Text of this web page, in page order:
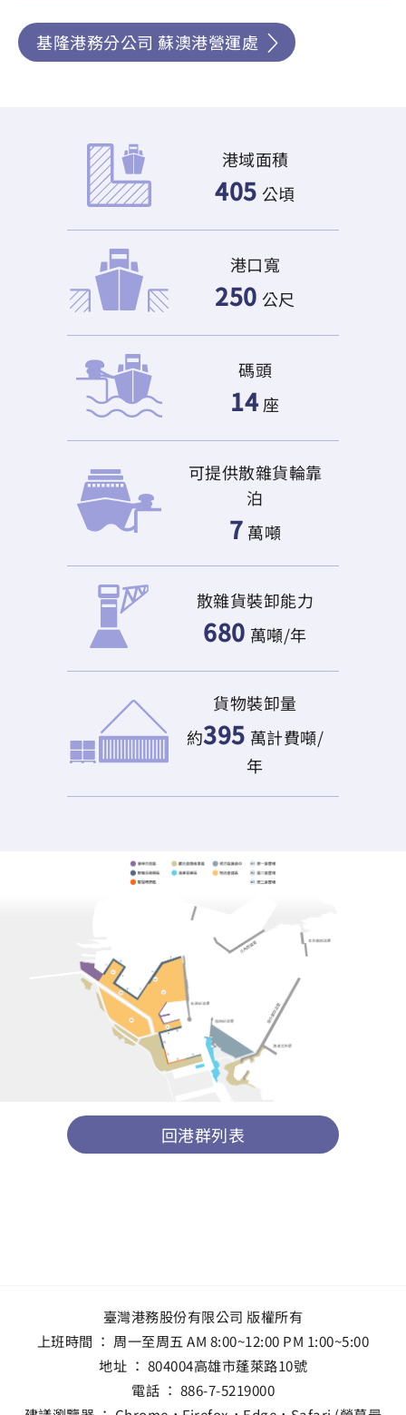
基隆港務分公司 蘇澳港營運處
港域面積
405 公頃
港口寬
250 公尺
碼頭
14 座
可提供散雜貨輪靠
泊
7 萬噸
散雜貨裝卸能力
680 萬噸/年
貨物裝卸量
約395 萬計費噸/
年
回港群列表
臺灣港務股份有限公司 版權所有
上班時間 ： 周一至周五 AM 8:00~12:00 PM 1:00~5:00
地址 ： 804004高雄市蓬萊路10號
電話 ： 886-7-5219000